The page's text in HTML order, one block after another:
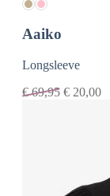
Aaiko
Longsleeve
€69,95 € 20,00